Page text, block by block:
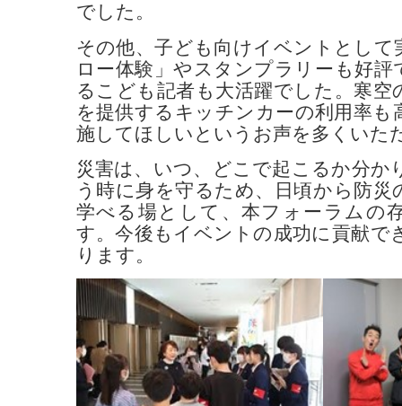
でした。
その他、子ども向けイベントとして
ロー体験」やスタンプラリーも好評
るこども記者も大活躍でした。寒空
を提供するキッチンカーの利用率も
施してほしいというお声を多くいた
災害は、いつ、どこで起こるか分か
う時に身を守るため、日頃から防災
学べる場として、本フォーラムの
す。今後もイベントの成功に貢献で
ります。